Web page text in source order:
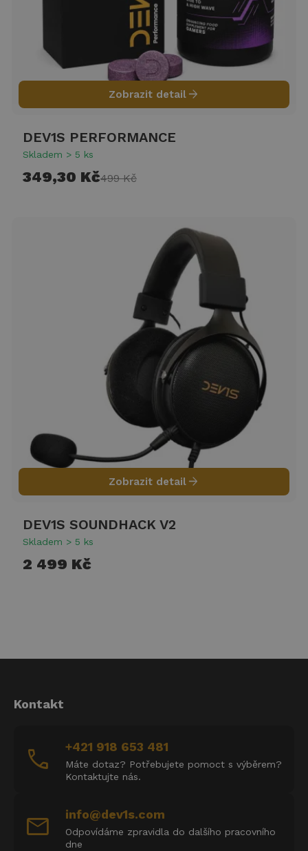
Zobrazit detailarrow_forward
DEV1S PERFORMANCE
Skladem > 5 ks
349,30 Kč499 Kč
Zobrazit detailarrow_forward
DEV1S SOUNDHACK V2
Skladem > 5 ks
2 499 Kč
Kontakt
call +421 918 653 481
Máte dotaz? Potřebujete pomoct s výběrem?
Kontaktujte nás.
mail info@dev1s.com
Odpovídáme zpravidla do dalšího pracovního
dne